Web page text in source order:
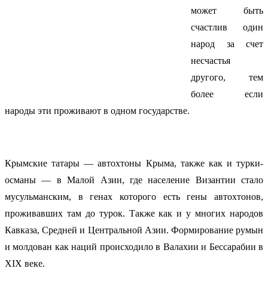
может быть
счастлив один
народ за счет
несчастья
другого, тем
более если
народы эти проживают в одном государстве.
Крымские татары — автохтоны Крыма, также как и турки-
османы — в Малой Азии, где население Византии стало
мусульманским, в генах которого есть гены автохтонов,
проживавших там до турок. Также как и у многих народов
Кавказа, Средней и Центральной Азии. Формирование румын
и молдован как наций происходило в Валахии и Бессарабии в
XIX веке.